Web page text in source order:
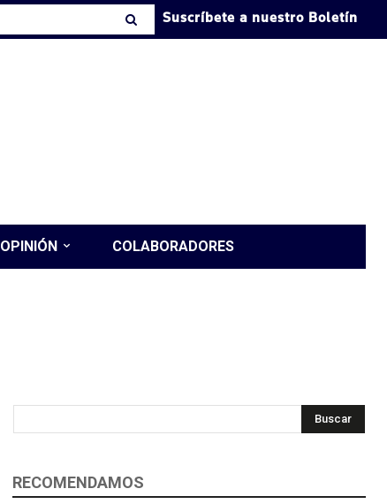
Suscríbete a nuestro Boletín
OPINIÓN COLABORADORES
Buscar
RECOMENDAMOS